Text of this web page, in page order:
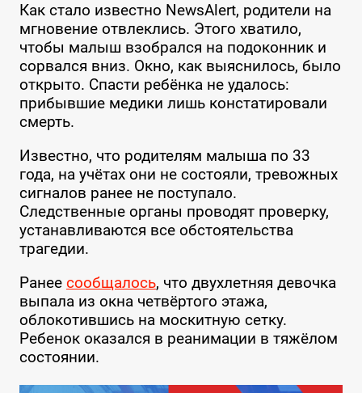
Как стало известно NewsAlert, родители на
мгновение отвлеклись. Этого хватило,
чтобы малыш взобрался на подоконник и
сорвался вниз. Окно, как выяснилось, было
открыто. Спасти ребёнка не удалось:
прибывшие медики лишь констатировали
смерть.
Известно, что родителям малыша по 33
года, на учётах они не состояли, тревожных
сигналов ранее не поступало.
Следственные органы проводят проверку,
устанавливаются все обстоятельства
трагедии.
Ранее сообщалось, что двухлетняя девочка
выпала из окна четвёртого этажа,
облокотившись на москитную сетку.
Ребенок оказался в реанимации в тяжёлом
состоянии.